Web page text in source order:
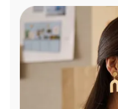
Administrar
cuenta
Encuentra
tienda